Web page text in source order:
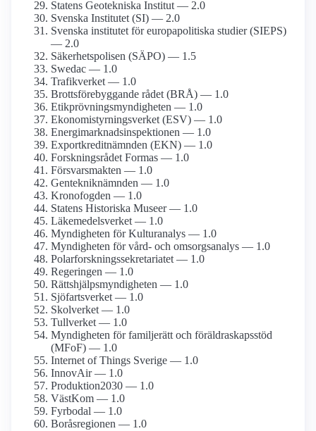
Statens Geotekniska Institut — 2.0
Svenska Institutet (SI) — 2.0
Svenska institutet för europa­politiska studier (SIEPS)
— 2.0
Säkerhetspolisen (SÄPO) — 1.5
Swedac — 1.0
Trafikverket — 1.0
Brotts­förebyggande rådet (BRÅ) — 1.0
Etikprövnings­myndigheten — 1.0
Ekonomistyrnings­verket (ESV) — 1.0
Energimarknads­inspektionen — 1.0
Exportkredit­nämnden (EKN) — 1.0
Forskningsrådet Formas — 1.0
Försvarsmakten — 1.0
Genteknik­nämnden — 1.0
Kronofogden — 1.0
Statens Historiska Museer — 1.0
Läkemedels­verket — 1.0
Myndigheten för Kulturanalys — 1.0
Myndigheten för vård- och omsorgs­analys — 1.0
Polarforsknings­sekretariatet — 1.0
Regeringen — 1.0
Rättshjälp­smyndigheten — 1.0
Sjöfarts­verket — 1.0
Skolverket — 1.0
Tullverket — 1.0
Myndigheten för familjerätt och föräldraskaps­stöd
(MFoF) — 1.0
Internet of Things Sverige — 1.0
InnovAir — 1.0
Produktion2030 — 1.0
VästKom — 1.0
Fyrbodal — 1.0
Boråsregionen — 1.0